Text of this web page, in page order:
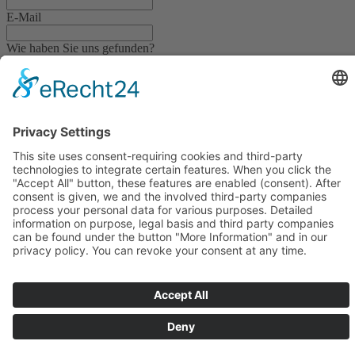
E-Mail
Wie haben Sie uns gefunden?
Anliegen
Senden
©2026 PIA Advice | Tüm hakları saklıdır
Künye
Gizlilik Bildirimi